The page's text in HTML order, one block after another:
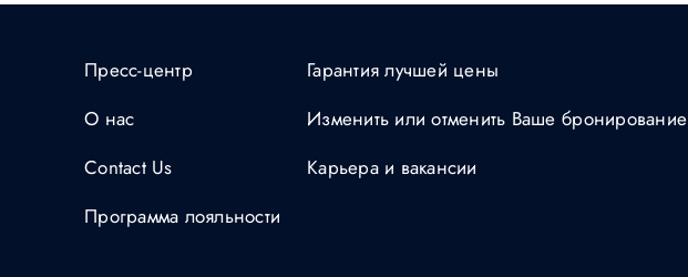
Пресс-центр
О нас
Contact Us
Программа лояльности
Гарантия лучшей цены
Изменить или отменить Ваше бронирование
Карьера и вакансии